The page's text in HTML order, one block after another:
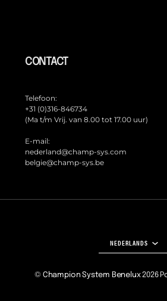
CONTACT
Telefoon:
+31 (0)316-846734
(Ma t/m Vrij. van 8.00 tot 17.00 uur)
E-mail:
nederland@champ-sys.com
belgie@champ-sys.be
NEDERLANDS
© Champion System Benelux2026